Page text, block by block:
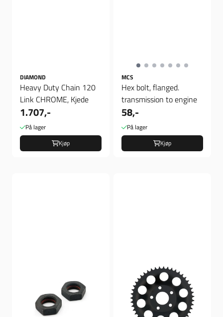
DIAMOND
Heavy Duty Chain 120
Link CHROME, Kjede
1.707,-
På lager
Kjøp
MCS
Hex bolt, flanged.
transmission to engine
58,-
På lager
Kjøp